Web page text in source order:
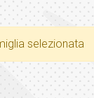
selezionata